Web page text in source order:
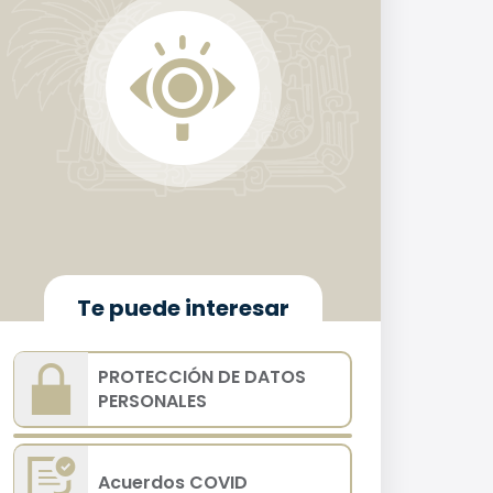
Te puede interesar
PROTECCIÓN DE DATOS
PERSONALES
Acuerdos COVID